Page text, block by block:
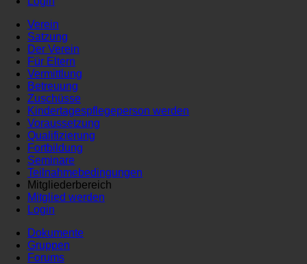
Verein
Satzung
Der Verein
Für Eltern
Vermittlung
Betreuung
Zuschüsse
Kindertagespflegeperson werden
Voraussetzung
Qualifizierung
Fortbildung
Seminare
Teilnahmebedingungen
Mitgliederbereich
Mitglied werden
Login
Dokumente
Gruppen
Forums